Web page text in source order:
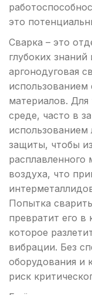
это
Сварка – это
глубоких
аргонодуговая
материалов. Для
среде, часто в
использованием
защиты, чтобы
расплавленного
воздуха, что
Попытка
превратит его в
которое
вибрации. Без
оборудования и
риск